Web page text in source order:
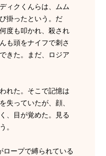
ィクくんらは、ムム
掛ったという。だ
度も叩かれ、殺され
も頭をナイフで刺さ
きた。まだ、ロジア
れた。そこで記憶は
失っていたが、顔、
、目が覚めた。見る
。
ロープで縛られている